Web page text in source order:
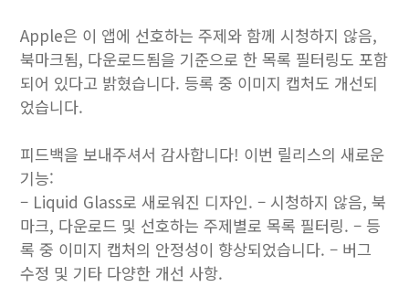
Apple은 이 앱에 선호하는 주제와 함께 시청하지 않음,
북마크됨, 다운로드됨을 기준으로 한 목록 필터링도 포함
되어 있다고 밝혔습니다. 등록 중 이미지 캡처도 개선되
었습니다.
피드백을 보내주셔서 감사합니다! 이번 릴리스의 새로운
기능:
– Liquid Glass로 새로워진 디자인. – 시청하지 않음, 북
마크, 다운로드 및 선호하는 주제별로 목록 필터링. – 등
록 중 이미지 캡처의 안정성이 향상되었습니다. – 버그
수정 및 기타 다양한 개선 사항.